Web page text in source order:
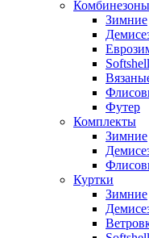
Комбинезоны
Зимние
Softshell
Футер
Комплекты
Зимние
Куртки
Зимние